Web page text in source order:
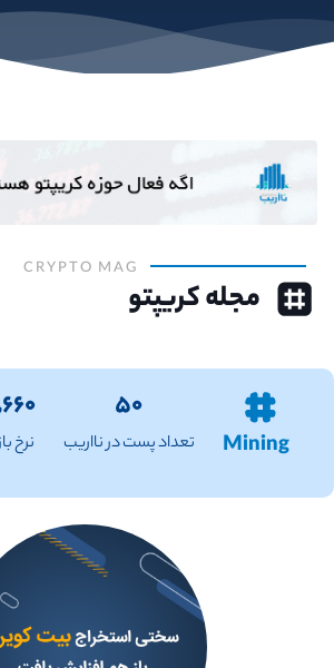
CRYPTO MAG
مجله کریپتو
Mining
۵۰
تعداد پست در نااریب نرخ